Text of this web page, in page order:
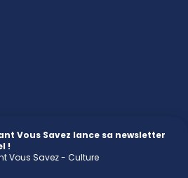
Vous Savez lance sa newsletter
!
Vous Savez - Culture